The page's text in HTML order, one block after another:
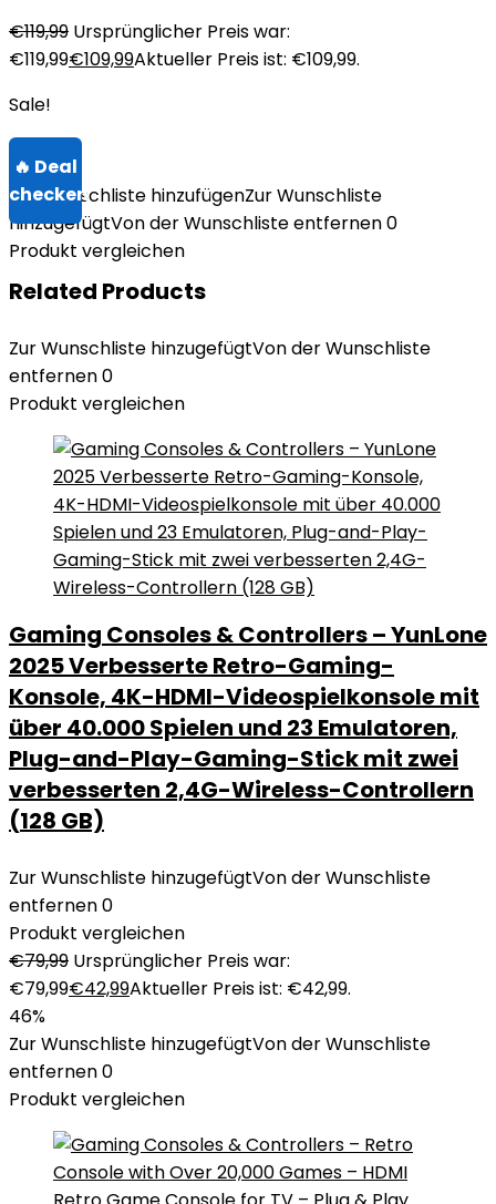
€119,99 Ursprünglicher Preis war:
€119,99€109,99Aktueller Preis ist: €109,99.
Sale!
Zur Wunschliste hinzufügenZur Wunschliste
hinzugefügtVon der Wunschliste entfernen0
Produkt vergleichen
Related Products
Zur Wunschliste hinzugefügtVon der Wunschliste
entfernen0
Produkt vergleichen
Gaming Consoles & Controllers – YunLone
2025 Verbesserte Retro-Gaming-
Konsole, 4K-HDMI-Videospielkonsole mit
über 40.000 Spielen und 23 Emulatoren,
Plug-and-Play-Gaming-Stick mit zwei
verbesserten 2,4G-Wireless-Controllern
(128 GB)
Zur Wunschliste hinzugefügtVon der Wunschliste
entfernen0
Produkt vergleichen
€79,99 Ursprünglicher Preis war:
€79,99€42,99Aktueller Preis ist: €42,99.
46%
Zur Wunschliste hinzugefügtVon der Wunschliste
entfernen0
Produkt vergleichen